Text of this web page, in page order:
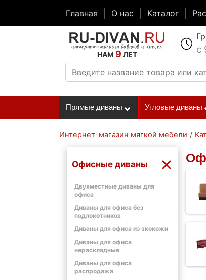
Главная О нас Каталог
НАМ 9 ЛЕТ с
Прямые диваны Угловые диваны
Интернет-магазин мягкой мебели /
Офисные диваны
Двухместные диваны для
офиса
Диваны для офиса без
подлокотников
Диваны для офиса из экокожи
Диваны для офиса
нераскладные
Диваны для офиса
распродажа